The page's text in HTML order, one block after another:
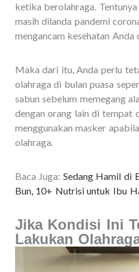
ketika berolahraga.
masih dilanda pandemi
mengancam kesehatan Anda
Maka dari itu, Anda perlu
olahraga di bulan puasa
sabun sebelum memegang
dengan orang lain di tempat
menggunakan masker
olahraga.
Baca Juga: Sedang Hamil di
Bun, 10+ Nutrisi untuk Ibu
Jika Kondisi Ini
Lakukan